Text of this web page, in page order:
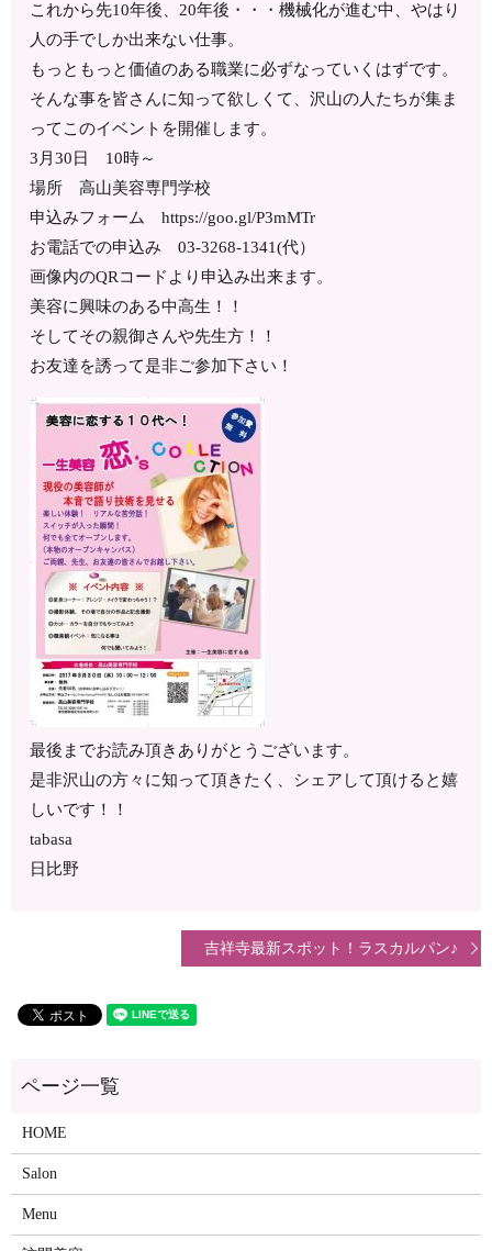
これから先10年後、20年後・・・機械化が進む中、やはり
人の手でしか出来ない仕事。
もっともっと価値のある職業に必ずなっていくはずです。
そんな事を皆さんに知って欲しくて、沢山の人たちが集ま
ってこのイベントを開催します。
3月30日 10時～
場所 高山美容専門学校
申込みフォーム https://goo.gl/P3mMTr
お電話での申込み 03-3268-1341(代）
画像内のQRコードより申込み出来ます。
美容に興味のある中高生！！
そしてその親御さんや先生方！！
お友達を誘って是非ご参加下さい！
最後までお読み頂きありがとうございます。
是非沢山の方々に知って頂きたく、シェアして頂けると嬉
しいです！！
tabasa
日比野
吉祥寺最新スポット！ラスカルパン♪
HOME
Salon
Menu